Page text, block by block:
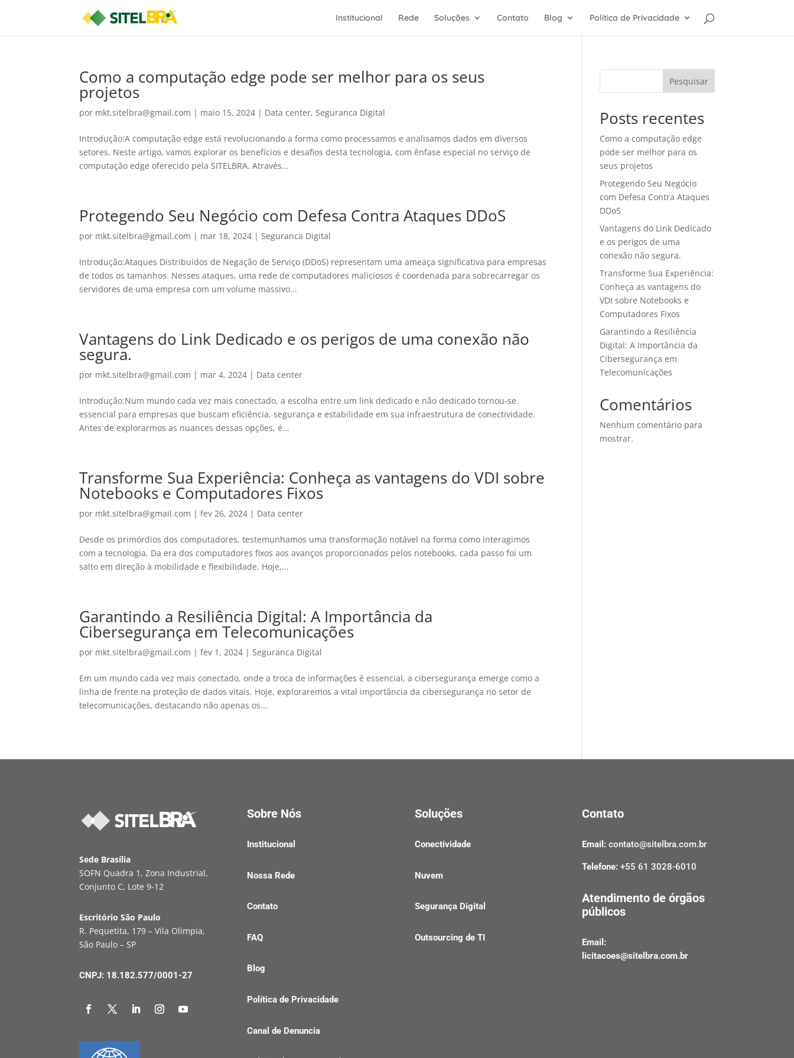
Institucional Rede Soluções Contato Blog Política de Privacidade
Como a computação edge pode ser melhor para os seus
projetos
por mkt.sitelbra@gmail.com | maio 15, 2024 | Data center,Seguranca Digital
Introdução:A computação edge está revolucionando a forma como processamos e analisamos dados em diversos
setores. Neste artigo, vamos explorar os benefícios e desafios desta tecnologia, com ênfase especial no serviço de
computação edge oferecido pela SITELBRA. Através...
Protegendo Seu Negócio com Defesa Contra Ataques DDoS
por mkt.sitelbra@gmail.com | mar 18, 2024 |Seguranca Digital
Introdução:Ataques Distribuídos de Negação de Serviço (DDoS) representam uma ameaça significativa para empresas
de todos os tamanhos. Nesses ataques, uma rede de computadores maliciosos é coordenada para sobrecarregar os
servidores de uma empresa com um volume massivo...
Vantagens do Link Dedicado e os perigos de uma conexão não
segura.
por mkt.sitelbra@gmail.com | mar 4, 2024 | Data center
Introdução:Num mundo cada vez mais conectado, a escolha entre um link dedicado e não dedicado tornou-se
essencial para empresas que buscam eficiência, segurança e estabilidade em sua infraestrutura de conectividade.
Antes de explorarmos as nuances dessas opções, é...
Transforme Sua Experiência: Conheça as vantagens do VDI sobre
Notebooks e Computadores Fixos
por mkt.sitelbra@gmail.com |fev 26, 2024 | Data center
Desde os primórdios dos computadores, testemunhamos uma transformação notável na forma como interagimos
com a tecnologia. Da era dos computadores fixos aos avanços proporcionados pelos notebooks, cada passo foi um
salto em direção à mobilidade e flexibilidade. Hoje,...
Garantindo a Resiliência Digital: A Importância da
Cibersegurança em Telecomunicações
por mkt.sitelbra@gmail.com |fev 1, 2024 |Seguranca Digital
Em um mundo cada vez mais conectado, onde a troca de informações é essencial, a cibersegurança emerge como a
linha de frente na proteção de dados vitais. Hoje, exploraremos a vital importância da cibersegurança no setor de
telecomunicações, destacando não apenas os...
Pesquisar
Posts recentes
Como a computação edge
pode ser melhor para os
seus projetos
Protegendo Seu Negócio
com Defesa Contra Ataques
DDoS
Vantagens do Link Dedicado
e os perigos de uma
conexão não segura.
Transforme Sua Experiência:
Conheça as vantagens do
VDI sobre Notebooks e
Computadores Fixos
Garantindo a Resiliência
Digital: A Importância da
Cibersegurança em
Telecomunicações
Comentários
Nenhum comentário para
mostrar.
Sede Brasília
SOFN Quadra 1, Zona Industrial,
Conjunto C, Lote 9-12
Escritório São Paulo
R. Pequetita, 179 – Vila Olímpia,
São Paulo – SP
CNPJ: 18.182.577/0001-27
Sobre Nós
Institucional
Nossa Rede
Contato
FAQ
Blog
Política de Privacidade
Canal de Denuncia
Soluções
Conectividade
Nuvem
Segurança Digital
Outsourcing de TI
Contato
Email:contato@sitelbra.com.br
Telefone:+55 61 3028-6010
Atendimento de órgãos
públicos
Email:
licitacoes@sitelbra.com.br